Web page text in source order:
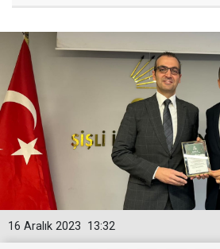
13:32
16 Aralık 2023